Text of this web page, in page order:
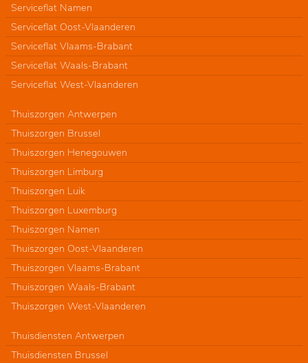
Serviceflat Namen
Serviceflat Oost-Vlaanderen
Serviceflat Vlaams-Brabant
Serviceflat Waals-Brabant
Serviceflat West-Vlaanderen
Thuiszorgen Antwerpen
Thuiszorgen Brussel
Thuiszorgen Henegouwen
Thuiszorgen Limburg
Thuiszorgen Luik
Thuiszorgen Luxemburg
Thuiszorgen Namen
Thuiszorgen Oost-Vlaanderen
Thuiszorgen Vlaams-Brabant
Thuiszorgen Waals-Brabant
Thuiszorgen West-Vlaanderen
Thuisdiensten Antwerpen
Thuisdiensten Brussel